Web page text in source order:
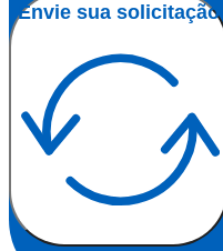
Envie sua solicitação